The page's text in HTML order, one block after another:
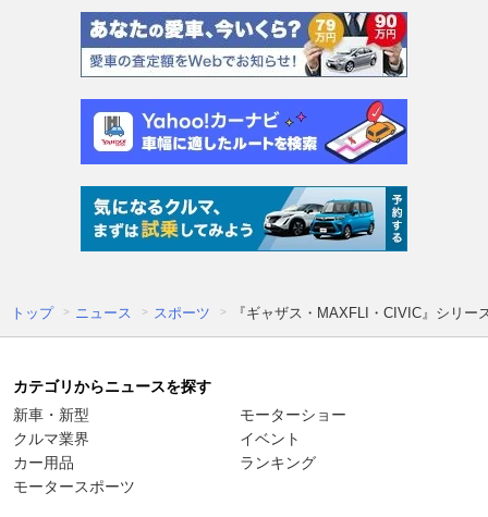
トップ ニュース スポーツ 『ギャザス・MAXFLI・CIVIC』シリ
カテゴリからニュースを探す
新車・新型
クルマ業界
カー用品
モータースポーツ
モーターショー
イベント
ランキング